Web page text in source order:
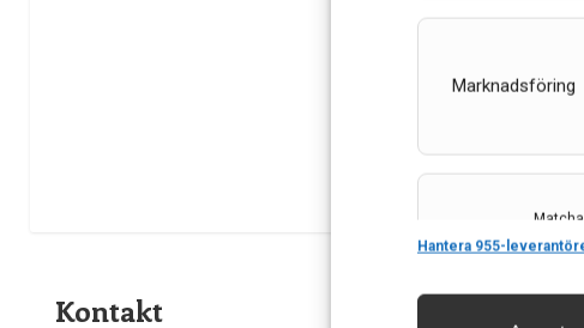
Marknadsföring
Hantera 955-
Kontakt